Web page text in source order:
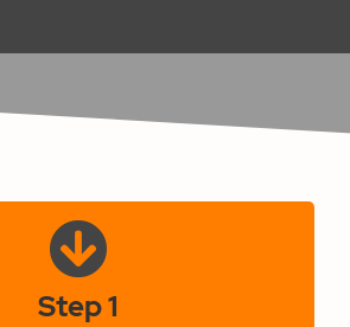
Step 1